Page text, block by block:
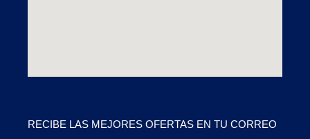
RECIBE LAS MEJORES OFERTAS EN TU CORREO